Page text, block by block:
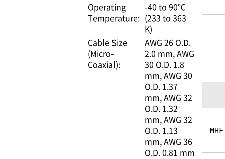
Operating
Temperature:
-40 to 90℃
(233 to 363
K)
Cable Size
(Micro-
Coaxial):
AWG 26 O.D.
2.0 mm AWG
30 O.D. 1.8
mm AWG 30
O.D. 1.37
mm AWG 32
O.D. 1.32
mm AWG 32
O.D. 1.13
mm AWG 36
O.D. 0.81 mm